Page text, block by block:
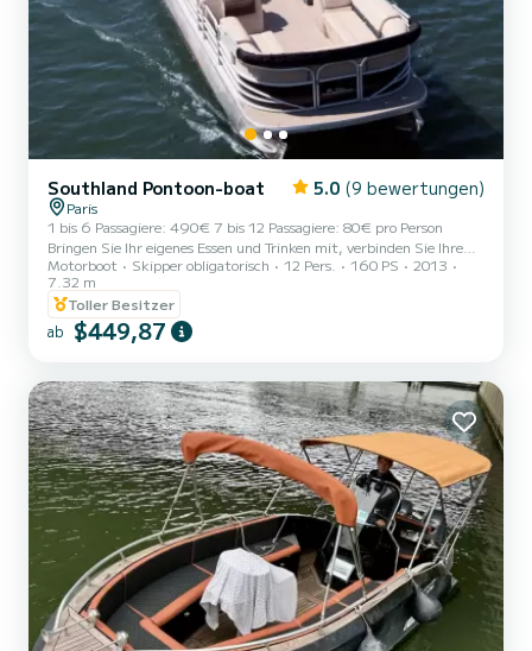
Southland Pontoon-boat 5.0 (9 bewertungen)
Paris
1 bis 6 Passagiere: 490€ 7 bis 12 Passagiere: 80€ pro Person
Bringen Sie Ihr eigenes Essen und Trinken mit, verbinden Sie Ihre
Musik per Bluetooth mit den Lautsprechern des Bootes oder hören
Sie sich die Kommentare Ihres Skippers über die Brücken und
Denkmäler an.
**************************************************
Entdecken Sie Paris (wieder) von seiner schönsten Allee aus: der
warmen und freundlichen Atmosphäre ein. Stellen Sie s...
Motorboot Skipper obligatorisch 12 Pers. 160 PS
2013
7.32 m
Toller Besitzer
ab $449,87